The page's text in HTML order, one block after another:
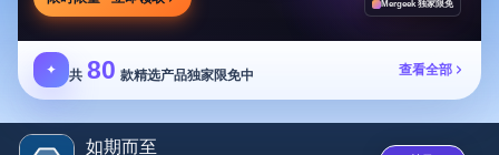
Mergeek 独家限免
✦ 共 80 款精选产品独家限免中 查看全部
如期而至